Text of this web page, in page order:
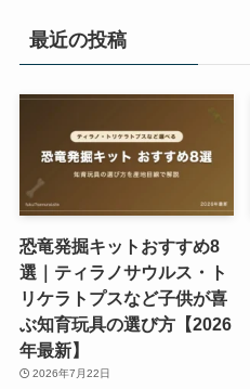
最近の投稿
恐竜発掘キットおすすめ8
選｜ティラノサウルス・ト
リケラトプスなど子供が喜
ぶ知育玩具の選び方【2026
年最新】
2026年7月22日